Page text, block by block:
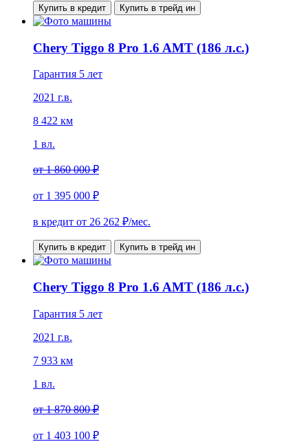
Купить в кредит Купить в трейд ин
Chery Tiggo 8 Pro 1.6 AMT (186 л.с.)
Гарантия 5 лет
2021 г.в.
8 422 км
1 вл.
от1 860 000 ₽
от 1 395 000 ₽
в кредит от 26 262 ₽/мес.
Купить в кредит Купить в трейд ин
Chery Tiggo 8 Pro 1.6 AMT (186 л.с.)
Гарантия 5 лет
2021 г.в.
7 933 км
1 вл.
от1 870 800 ₽
от 1 403 100 ₽